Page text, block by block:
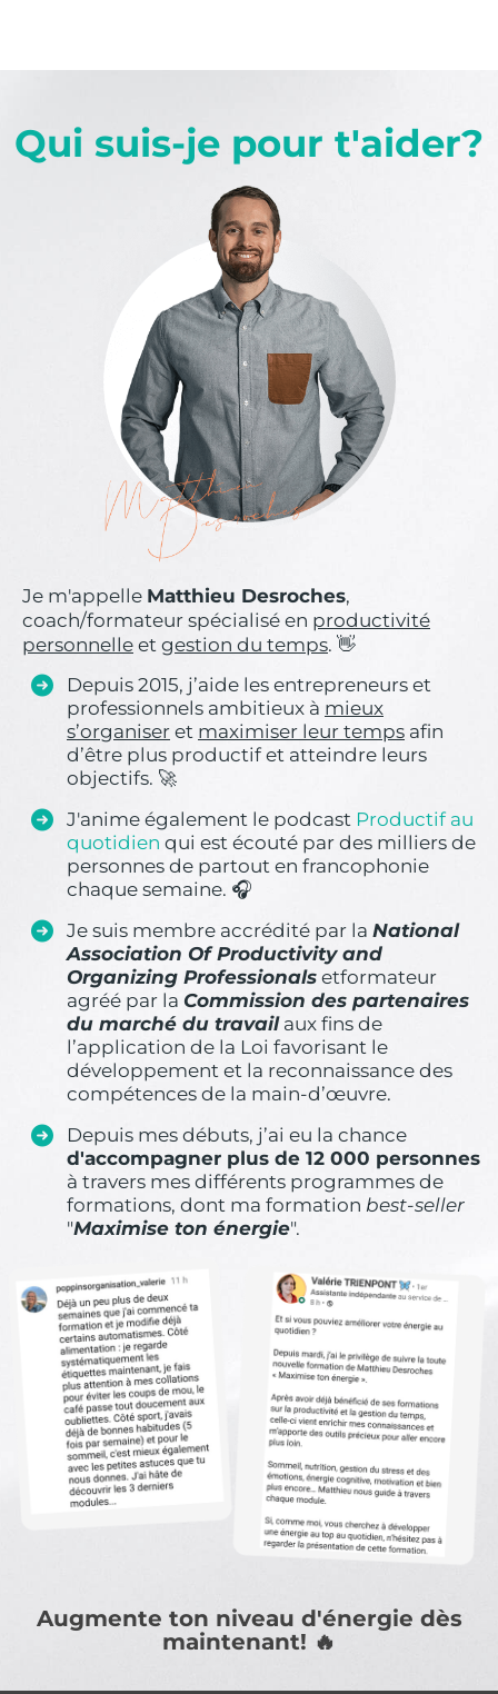
Qui suis-je pour t'aider?
Je m'appelle Matthieu Desroches,
coach/formateur spécialisé en productivité
personnelle et gestion du temps. 👋
Depuis 2015, j’aide les entrepreneurs et
professionnels ambitieux à mieux
s’organiser et maximiser leur temps afin
d’être plus productif et atteindre leurs
objectifs. 🚀
J'anime également le podcast Productif au
quotidien qui est écouté par des milliers de
personnes de partout en francophonie
chaque semaine. 🎧
Je suis membre accrédité par la National
Association Of Productivity and
Organizing Professionals etformateur
agréé par la Commission des partenaires
du marché du travailaux fins de
l’application de la Loi favorisant le
développement et la reconnaissance des
compétences de la main-d’œuvre.
Depuis mes débuts, j’ai eu la chance
d'accompagner plus de 12 000 personnes
à travers mes différents programmes de
formations, dont ma formation best-seller
"Maximise ton énergie".
Augmente ton niveau d'énergie dès
maintenant! 🔥